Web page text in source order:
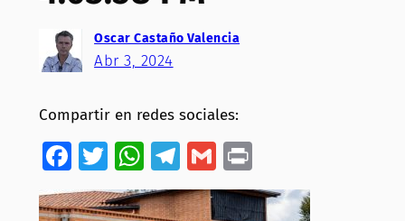
Oscar Castaño Valencia
Abr 3, 2024
Compartir en redes sociales:
Facebook
Twitter
WhatsApp
Telegram
GmailPrint